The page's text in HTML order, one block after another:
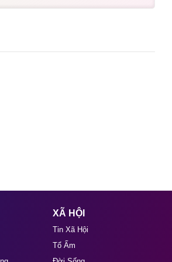
XÃ HỘI
Tin Xã Hội
Tổ Ấm